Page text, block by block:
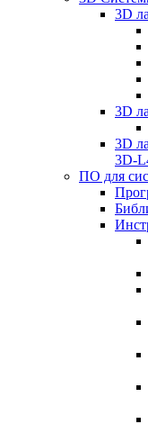
3D
3D
3D
3D-
ПО для